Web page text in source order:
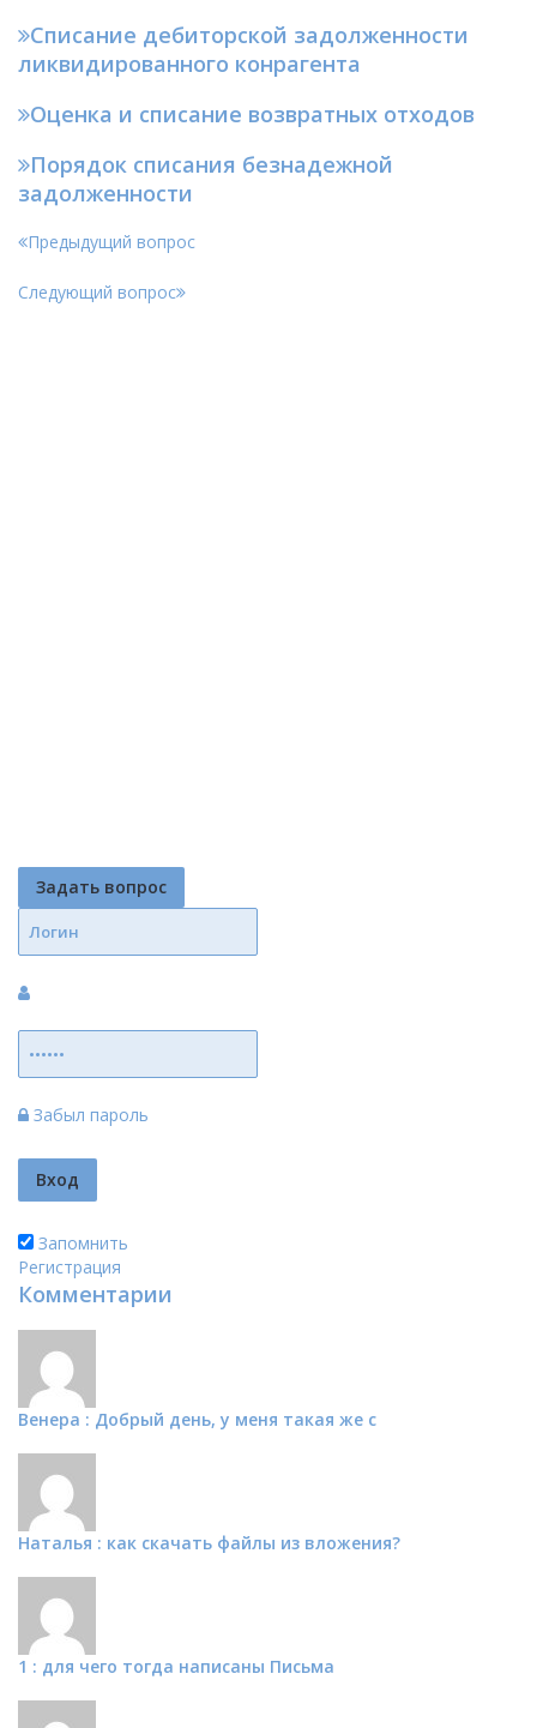
Списание дебиторской задолженности
ликвидированного конрагента
Оценка и списание возвратных отходов
Порядок списания безнадежной
задолженности
Предыдущий вопрос
Следующий вопрос
Задать вопрос
Забыл пароль
Запомнить
Регистрация
Комментарии
Венера : Добрый день, у меня такая же с
Наталья : как скачать файлы из вложения?
1 : для чего тогда написаны Письма